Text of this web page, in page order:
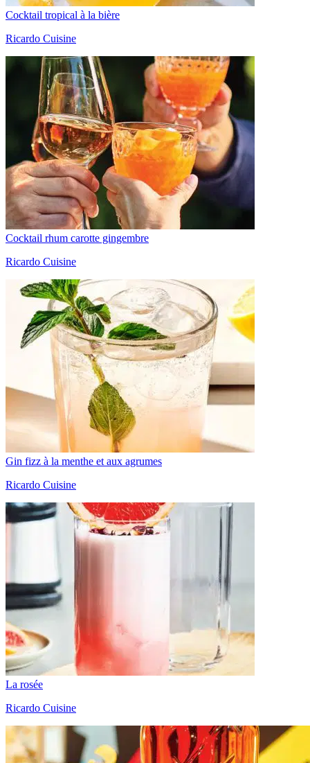
Cocktail tropical à la bière
Ricardo Cuisine
Cocktail rhum carotte gingembre
Ricardo Cuisine
Gin fizz à la menthe et aux agrumes
Ricardo Cuisine
La rosée
Ricardo Cuisine